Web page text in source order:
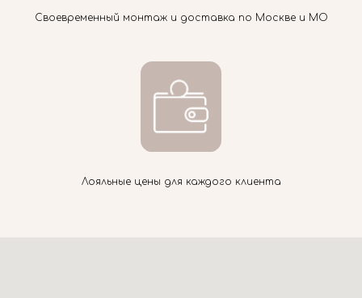
Своевременный монтаж и доставка по Москве и МО
Лояльные цены для каждого клиента